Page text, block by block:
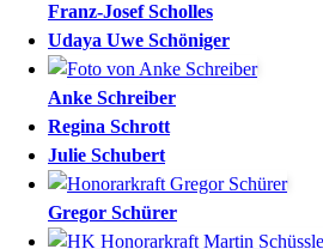
Franz-JosefScholles
Udaya Uwe Schöniger
Anke Schreiber
Regina Schrott
Julie Schubert
Gregor Schürer